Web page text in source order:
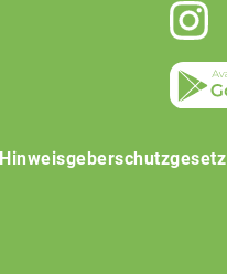
Hinweisgeberschutzgesetz